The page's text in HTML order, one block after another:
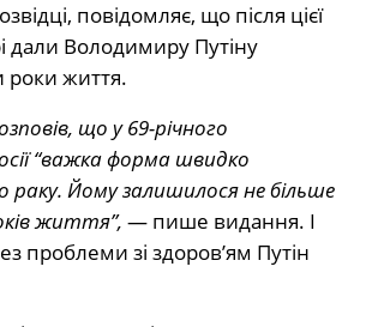
повідомляє, що після цієї
дали Володимиру Путіну
життя.
що у 69-річного
“важка форма швидко
раку. Йому залишилося не більше
життя”, — пише видання. І
проблеми зі здоров’ям Путін